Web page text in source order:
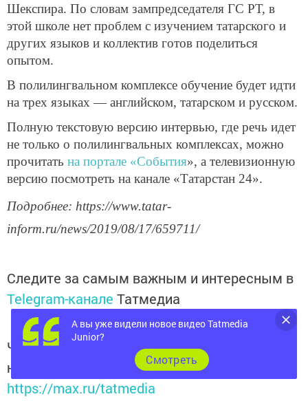
Шекспира. По словам зампредседателя ГС РТ, в
этой школе нет проблем с изучением татарского и
других языков и коллектив готов поделиться
опытом.
В полилингвальном комплексе обучение будет идти
на трех языках — английском, татарском и русском.
Полную текстовую версию интервью, где речь идет
не только о полилингвальных комплексах, можно
прочитать на портале «События», а телевизионную
версию посмотреть на канале «Татарстан 24».
Подробнее: https://www.tatar-
inform.ru/news/2019/08/17/659711/
Следите за самым важным и интересным в
Telegram-канале Татмедиа
Читайте новости Татарстана в
национальном мессенджере MАХ:
https://max.ru/tatmedia
А вы уже видели новое видео Tatmedia
Junior?
Cмотреть